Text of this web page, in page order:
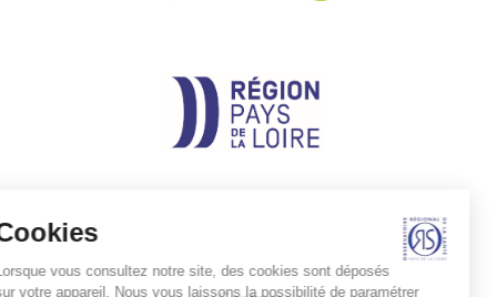
Cookies
Lorsque vous consultez notre site, des cookies sont déposés
sur votre appareil. Nous vous laissons la possibilité de paramétrer